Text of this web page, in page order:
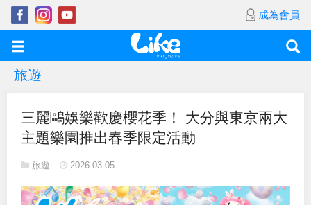
成為會員
旅遊
三麗鷗娛樂歡慶櫻花季！ 大分與東京兩大
主題樂園推出春季限定活動
旅遊 2026-03-05